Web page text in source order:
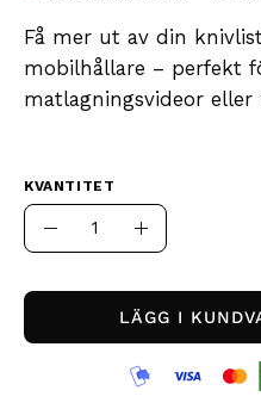
Få mer ut av din
mobilhållare – perfekt
matlagningsvideor
KVANTITET
Kvantitet
Öka
LÄGG I